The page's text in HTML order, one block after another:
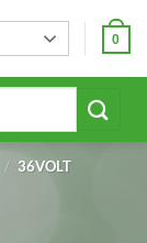
0
/ 36VOLT